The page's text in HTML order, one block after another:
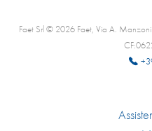
Faet Srl © 2026 Faet, Via A.